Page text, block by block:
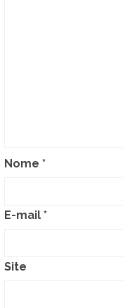
Nome *
E-mail *
Site